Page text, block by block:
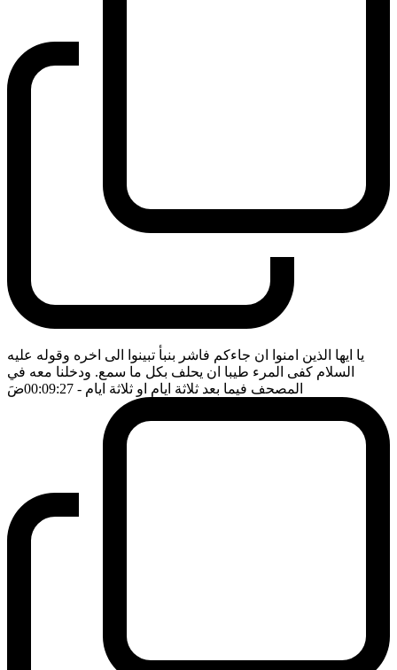
يا ايها الذين امنوا ان جاءكم فاشر بنبأ تبينوا الى اخره وقوله عليه
السلام كفى المرء طيبا ان يحلف بكل ما سمع. ودخلنا معه في
المصحف فيما بعد ثلاثة ايام او ثلاثة ايام - 00:09:27 ضَ